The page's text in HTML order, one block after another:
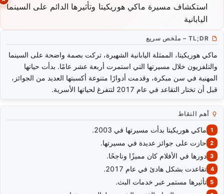
استكشاف مسيرة ماكي هوريكيتا وتأثيرها الدائم على السينما
اليابانية
TL;DR – ملخص سريع
ماكي هوريكيتا، الممثلة اليابانية الشهيرة، تركت بصمة واضحة على السينما
والتلفزيون خلال مسيرتها التي استمرت أربعة عشر عامًا. بدأت حياتها
المهنية في سن مبكرة، وقدمت أدوارًا متنوعة أكسبتها العديد من الجوائز،
قبل أن تختار التقاعد في عام 2017 لتتفرغ لحياتها الأسرية.
أهم النقاط
ماكي هوريكيتا بدأت مسيرتها في 2003.
حازت على جوائز عديدة في مسيرتها.
دورها في الأفلام كان مميزًا وناجحًا.
تقاعدت بشكل هادئ في عام 2017.
تأثيرها مستمر عبر خدمات البث.